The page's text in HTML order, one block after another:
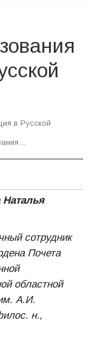
в Русской
Наталья
сотрудник
Почета
областной
А.И.
н.,